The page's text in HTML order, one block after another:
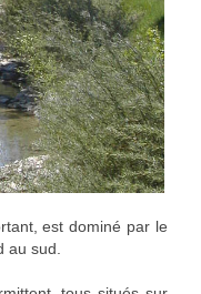
est dominé par le
au sud.